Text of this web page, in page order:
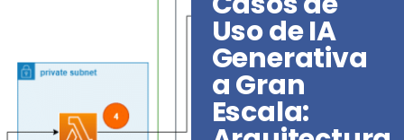
Uso de IA
Generativa
a Gran
Escala: